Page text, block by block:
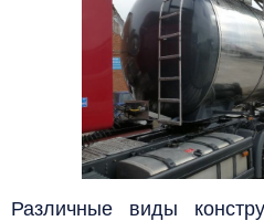
Различные виды